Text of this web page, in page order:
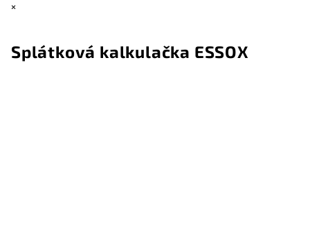
×
Splátková kalkulačka ESSOX